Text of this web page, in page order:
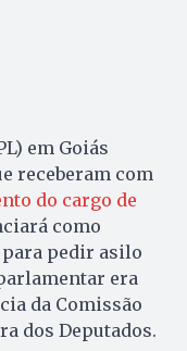
em Goiás
receberam com
do cargo de
como
para pedir asilo
era
da Comissão
dos Deputados.